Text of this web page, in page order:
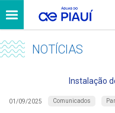
NOTÍCIAS
Instalação
01/09/2025 Comunicados